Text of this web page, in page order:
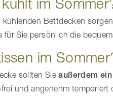
Bettdecken
für Sie persönlich die
im
sollten Sieaußerdem
und angenehm